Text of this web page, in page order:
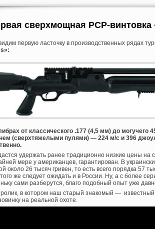
сверхмощная PCP-винтовка
первую ласточку в производственных рядах
от классического .177 (4,5 мм) до могучего
(сверхтяжелыми пулями) — 224 м/с и 396
удержать ранее традиционно низкие цены на
мере у американцев, гарантирован. В
около 26 тысяч гривен, то есть всего порядка 57
же следует ожидать и в России. Ну, а с более
сами разберутся, благо подобный опыт уже
в котором наш старый знакомый —
на реальной охоте.